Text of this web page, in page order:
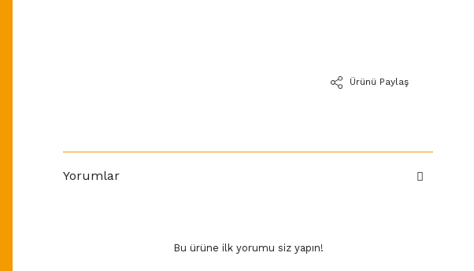
Ürünü Paylaş
Yorumlar
Bu ürüne ilk yorumu siz yapın!